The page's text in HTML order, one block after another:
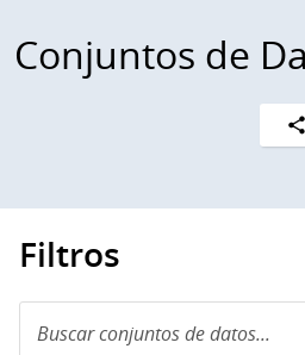
Conjuntos de
Filtros
conjuntos